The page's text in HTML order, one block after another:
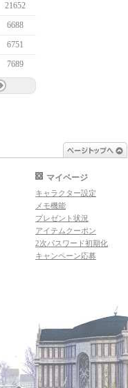
21652
6688
6751
7689
マイページ
キャラクター設定
メモ機能
プレゼント状況
アイテムクーポン
2次パスワード初期化
キャンペーン応募